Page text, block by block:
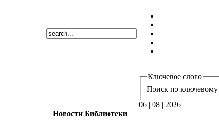
Ключевое слово
Поиск по ключевому
06 | 08 | 2026
Новости Библиотеки